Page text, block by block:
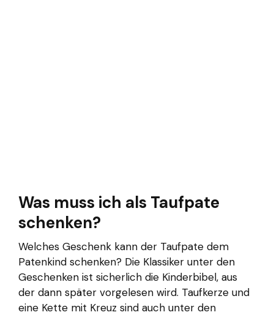
Was muss ich als Taufpate
schenken?
Welches Geschenk kann der Taufpate dem
Patenkind schenken? Die Klassiker unter den
Geschenken ist sicherlich die Kinderbibel, aus
der dann später vorgelesen wird. Taufkerze und
eine Kette mit Kreuz sind auch unter den